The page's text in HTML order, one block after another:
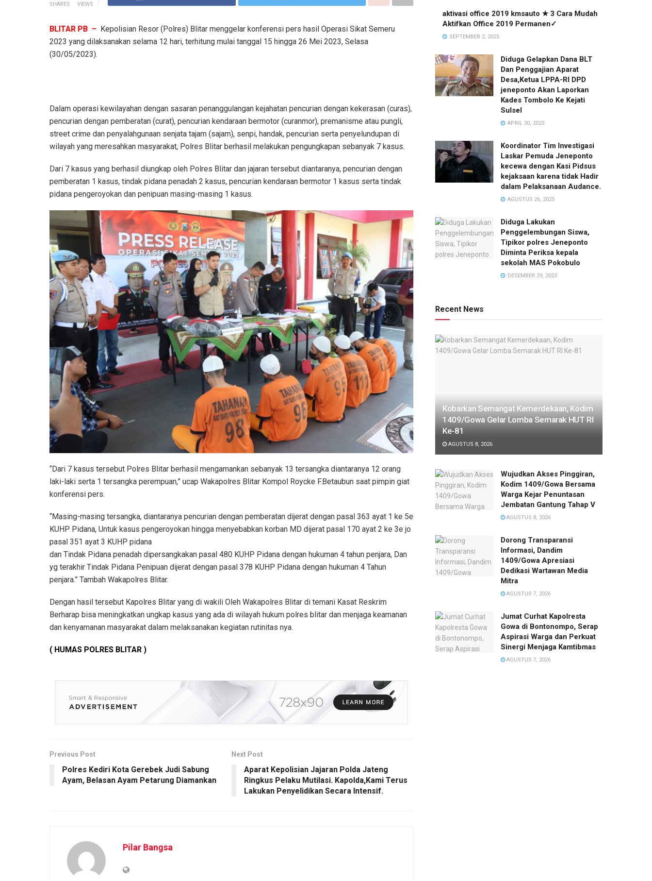
SHARES VIEWS
BLITAR PB – Kepolisian Resor (Polres) Blitar menggelar konferensi pers hasil Operasi Sikat Semeru
2023 yang dilaksanakan selama 12 hari, terhitung mulai tanggal 15 hingga 26 Mei 2023, Selasa
(30/05/2023).
Dalam operasi kewilayahan dengan sasaran penanggulangan kejahatan pencurian dengan kekerasan (curas),
pencurian dengan pemberatan (curat), pencurian kendaraan bermotor (curanmor), premanisme atau pungli,
street crime dan penyalahgunaan senjata tajam (sajam), senpi, handak, pencurian serta penyelundupan di
wilayah yang meresahkan masyarakat, Polres Blitar berhasil melakukan pengungkapan sebanyak 7 kasus.
Dari 7 kasus yang berhasil diungkap oleh Polres Blitar dan jajaran tersebut diantaranya, pencurian dengan
pemberatan 1 kasus, tindak pidana penadah 2 kasus, pencurian kendaraan bermotor 1 kasus serta tindak
pidana pengeroyokan dan penipuan masing-masing 1 kasus.
“Dari 7 kasus tersebut Polres Blitar berhasil mengamankan sebanyak 13 tersangka diantaranya 12 orang
laki-laki serta 1 tersangka perempuan,” ucap Wakapolres Blitar Kompol Roycke F.Betaubun saat pimpin giat
konferensi pers.
“Masing-masing tersangka, diantaranya pencurian dengan pemberatan dijerat dengan pasal 363 ayat 1 ke 5e
KUHP Pidana, Untuk kasus pengeroyokan hingga menyebabkan korban MD dijerat pasal 170 ayat 2 ke 3e jo
pasal 351 ayat 3 KUHP pidana
dan Tindak Pidana penadah dipersangkakan pasal 480 KUHP Pidana dengan hukuman 4 tahun penjara, Dan
yg terakhir Tindak Pidana Penipuan dijerat dengan pasal 378 KUHP Pidana dengan hukuman 4 Tahun
penjara.” Tambah Wakapolres Blitar.
Dengan hasil tersebut Kapolres Blitar yang di wakili Oleh Wakapolres Blitar di temani Kasat Reskrim
Berharap bisa meningkatkan ungkap kasus yang ada di wilayah hukum polres blitar dan menjaga keamanan
dan kenyamanan masyarakat dalam melaksanakan kegiatan rutinitas nya.
( HUMAS POLRES BLITAR )
Previous Post
Polres Kediri Kota Gerebek Judi Sabung
Ayam, Belasan Ayam Petarung Diamankan
Next Post
Aparat Kepolisian Jajaran Polda Jateng
Ringkus Pelaku Mutilasi. Kapolda,Kami Terus
Lakukan Penyelidikan Secara Intensif.
Pilar Bangsa
aktivasi office 2019 kmsauto ★ 3 Cara Mudah
Aktifkan Office 2019 Permanen✓
SEPTEMBER 2, 2025
Diduga Gelapkan Dana BLT
Dan Penggajian Aparat
Desa,Ketua LPPA-RI DPD
jeneponto Akan Laporkan
Kades Tombolo Ke Kejati
Sulsel
APRIL 30, 2023
Koordinator Tim Investigasi
Laskar Pemuda Jeneponto
kecewa dengan Kasi Pidsus
kejaksaan karena tidak Hadir
dalam Pelaksanaan Audance.
AGUSTUS 26, 2025
Diduga Lakukan
Penggelembungan Siswa,
Tipikor polres Jeneponto
Diminta Periksa kepala
sekolah MAS Pokobulo
DESEMBER 29, 2023
Recent News
Kobarkan Semangat Kemerdekaan, Kodim
1409/Gowa Gelar Lomba Semarak HUT RI
Ke-81
AGUSTUS 8, 2026
Wujudkan Akses Pinggiran,
Kodim 1409/Gowa Bersama
Warga Kejar Penuntasan
Jembatan Gantung Tahap V
AGUSTUS 8, 2026
Dorong Transparansi
Informasi, Dandim
1409/Gowa Apresiasi
Dedikasi Wartawan Media
Mitra
AGUSTUS 7, 2026
Jumat Curhat Kapolresta
Gowa di Bontonompo, Serap
Aspirasi Warga dan Perkuat
Sinergi Menjaga Kamtibmas
AGUSTUS 7, 2026